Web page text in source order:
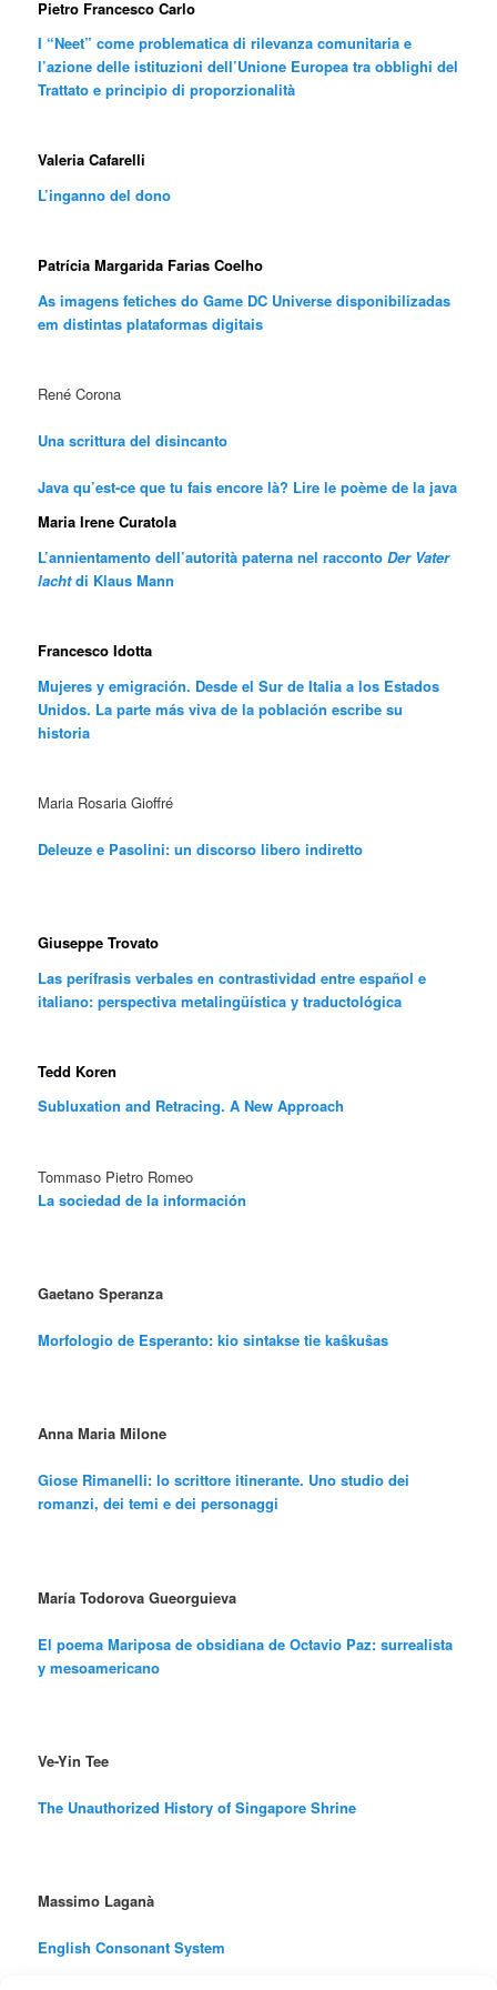
Pietro Francesco Carlo
I “Neet” come problematica di rilevanza comunitaria e
l’azione delle istituzioni dell’Unione Europea tra obblighi del
Trattato e principio di proporzionalità
Valeria Cafarelli
L’inganno del dono
Patrícia Margarida Farias Coelho
As imagens fetiches do Game DC Universe disponibilizadas
em distintas plataformas digitais
René Corona
Una scrittura del disincanto
Java qu’est-ce que tu fais encore là? Lire le poème de la java
Maria Irene Curatola
L’annientamento dell’autorità paterna nel raccontoDer Vater
lachtdi Klaus Mann
Francesco Idotta
Mujeres y emigración. Desde el Sur de Italia a los Estados
Unidos. La parte más viva de la población escribe su
historia
Maria Rosaria Gioffré
Deleuze e Pasolini: un discorso libero indiretto
Giuseppe Trovato
Las perífrasis verbales en contrastividad entre español e
italiano: perspectiva metalingüística y traductológica
Tedd Koren
Subluxation and Retracing. A New Approach
Tommaso Pietro Romeo
La sociedad de la información
Gaetano Speranza
Morfologio de Esperanto: kio sintakse tie kaŝkuŝas
Anna Maria Milone
Giose Rimanelli: lo scrittore itinerante. Uno studio dei
romanzi, dei temi e dei personaggi
María Todorova Gueorguieva
El poemaMariposa de obsidianade Octavio Paz: surrealista
y mesoamericano
Ve-Yin Tee
The Unauthorized History of Singapore Shrine
Massimo Laganà
English Consonant System